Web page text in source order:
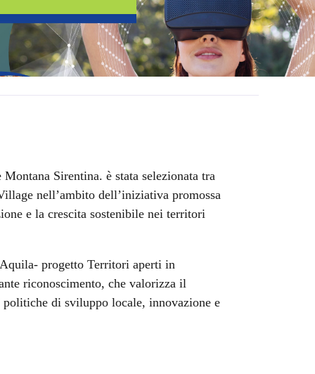
Sirentina. è stata selezionata tra
nell’ambito dell’iniziativa promossa
e la crescita sostenibile nei territori
progetto Territori aperti in
riconoscimento, che valorizza il
di sviluppo locale, innovazione e